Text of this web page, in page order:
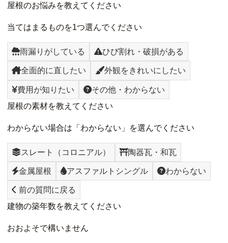
屋根のお悩みを教えてください
当てはまるものを1つ選んでください
雨漏りがしている ひび割れ・破損がある
全面的に直したい 外観をきれいにしたい
費用が知りたい
その他・わからない
屋根の素材を教えてください
わからない場合は「わからない」を選んでください
スレート（コロニアル） 陶器瓦・和瓦
金属屋根 アスファルトシングル わからない
前の質問に戻る
建物の築年数を教えてください
おおよそで構いません